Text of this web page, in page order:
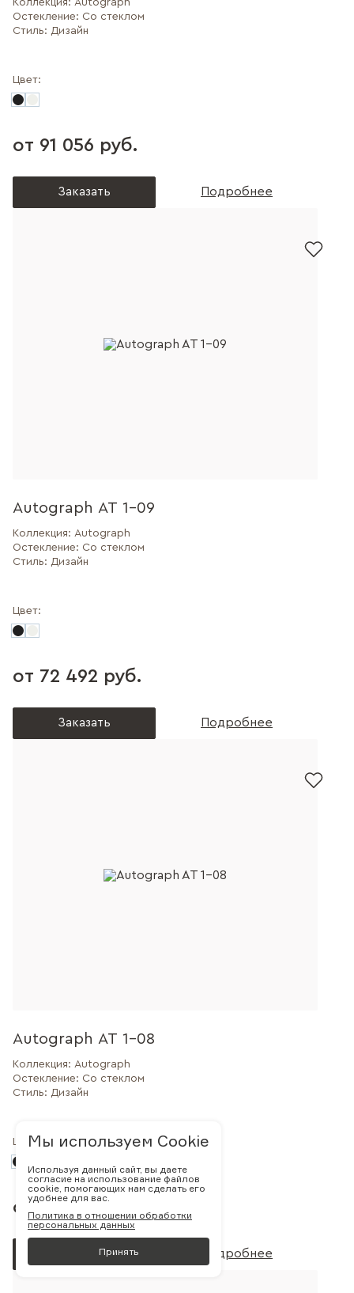
Коллекция: Autograph
Остекление: Со стеклом
Стиль: Дизайн
Цвет:
от 91 056 руб.
Заказать Подробнее
Autograph AT 1-09
Коллекция: Autograph
Остекление: Со стеклом
Стиль: Дизайн
Цвет:
от 72 492 руб.
Заказать Подробнее
Autograph AT 1-08
Коллекция: Autograph
Остекление: Со стеклом
Стиль: Дизайн
Цвет:
от 72 492 руб.
Заказать Подробнее
Мы используем Cookie
Используя данный сайт, вы даете
согласие на использование файлов
cookie, помогающих нам сделать его
удобнее для вас.
Политика в отношении обработки
персональных данных
Принять